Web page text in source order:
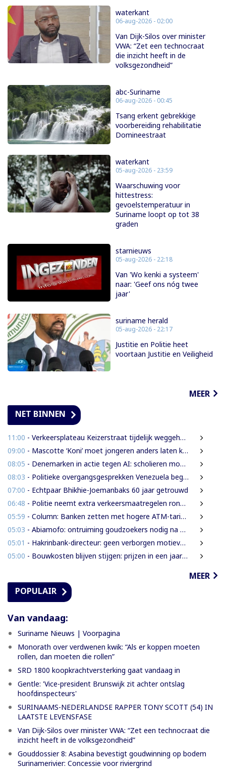
waterkant
06-aug-2026 - 02:00
Van Dijk-Silos over minister
VWA: “Zet een technocraat
die inzicht heeft in de
volksgezondheid”
abc-Suriname
06-aug-2026 - 00:45
Tsang erkent gebrekkige
voorbereiding rehabilitatie
Domineestraat
waterkant
05-aug-2026 - 23:59
Waarschuwing voor
hittestress:
gevoelstemperatuur in
Suriname loopt op tot 38
graden
starnieuws
05-aug-2026 - 22:18
Van 'Wo kenki a systeem'
naar: 'Geef ons nóg twee
jaar'
suriname herald
05-aug-2026 - 22:17
Justitie en Politie heet
voortaan Justitie en Veiligheid
MEER
NET BINNEN
11:00 - Verkeersplateau Keizerstraat tijdelijk weggehaald vanwege chaos rond Domineestraat
09:00 - Mascotte ‘Koni’ moet jongeren anders laten kijken naar Surinaamse houtsector
08:05 - Denemarken in actie tegen AI: scholieren moeten extra mondelinge examens doen
08:03 - Politieke overgangsgesprekken Venezuela beginnen zonder Machado
07:00 - Echtpaar Bhikhie-Joemanbaks 60 jaar getrouwd
06:48 - Politie neemt extra verkeersmaatregelen rond afgesloten Domineestraat
05:59 - Column: Banken zetten met hogere ATM-tarieven digitale economie op achterstand
05:03 - Abiamofo: ontruiming goudzoekers nodig na dodelijke risico’s in Moeroekreek en 21 Bergi
05:01 - Hakrinbank-directeur: geen verborgen motieven bij verkoop DSB-belang
05:00 - Bouwkosten blijven stijgen: prijzen in een jaar tijd gemiddeld 7,3% hoger
MEER
POPULAIR
Van vandaag:
Suriname Nieuws | Voorpagina
Monorath over verdwenen kwik: “Als er koppen moeten
rollen, dan moeten die rollen”
SRD 1800 koopkrachtversterking gaat vandaag in
Gentle: 'Vice-president Brunswijk zit achter ontslag
hoofdinspecteurs'
SURINAAMS-NEDERLANDSE RAPPER TONY SCOTT (54) IN
LAATSTE LEVENSFASE
Van Dijk-Silos over minister VWA: “Zet een technocraat die
inzicht heeft in de volksgezondheid”
Gouddossier 8: Asabina bevestigt goudwinning op bodem
Surinamerivier: Concessie voor riviergrind